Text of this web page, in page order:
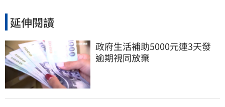
延伸閱讀
政府生活補助5000元連3天發
逾期視同放棄